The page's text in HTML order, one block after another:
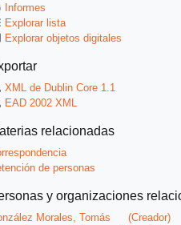
Informes
Explorar lista
Explorar objetos digitales
XML de Dublin Core 1.1
EAD 2002 XML
relacionadas
de personas
y organizaciones
Morales, Tomás
(Creador)